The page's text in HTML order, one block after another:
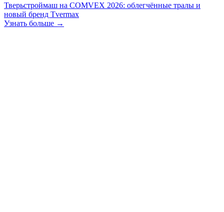
Тверьстроймаш на COMVEX 2026: облегчённые тралы и
новый бренд Tvermax
Узнать больше →